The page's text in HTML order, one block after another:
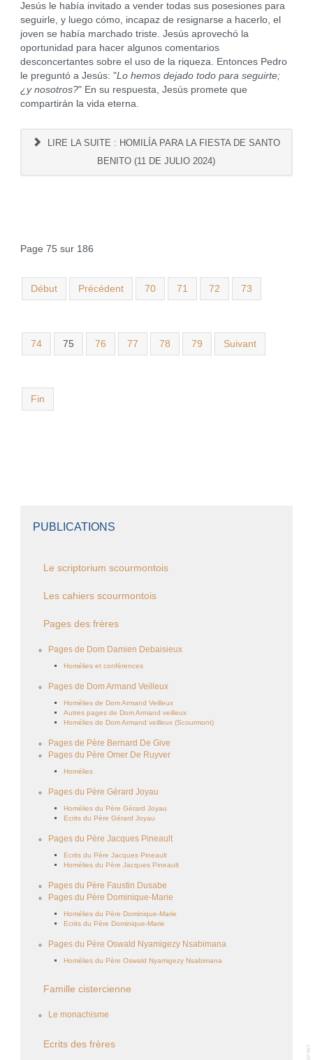
Jesús le había invitado a vender todas sus posesiones para
seguirle, y luego cómo, incapaz de resignarse a hacerlo, el
joven se había marchado triste. Jesús aprovechó la
oportunidad para hacer algunos comentarios
desconcertantes sobre el uso de la riqueza. Entonces Pedro
le preguntó a Jesús: "Lo hemos dejado todo para seguirte;
¿y nosotros?" En su respuesta, Jesús promete que
compartirán la vida eterna.
LIRE LA SUITE : HOMILÍA PARA LA FIESTA DE SANTO
BENITO (11 DE JULIO 2024)
Page 75 sur 186
Début Précédent 70 71 72 73
74 75 76 77 78 79 Suivant
Fin
PUBLICATIONS
Le scriptorium scourmontois
Les cahiers scourmontois
Pages des frères
Pages de Dom Damien Debaisieux
Homélies et conférences
Pages de Dom Armand Veilleux
Homélies de Dom Armand Veilleux
Autres pages de Dom Armand veilleux
Homélies de Dom Armand veilleux (Scourmont)
Pages de Père Bernard De Give
Pages du Père Omer De Ruyver
Homélies
Pages du Père Gérard Joyau
Homélies du Père Gérard Joyau
Ecrits du Père Gérard Joyau
Pages du Père Jacques Pineault
Ecrits du Père Jacques Pineault
Homélies du Père Jacques Pineault
Pages du Père Faustin Dusabe
Pages du Père Dominique-Marie
Homélies du Père Dominique-Marie
Ecrits du Père Dominique-Marie
Pages du Père Oswald Nyamigezy Nsabimana
Homélies du Père Oswald Nyamigezy Nsabimana
Famille cistercienne
Le monachisme
Ecrits des frères